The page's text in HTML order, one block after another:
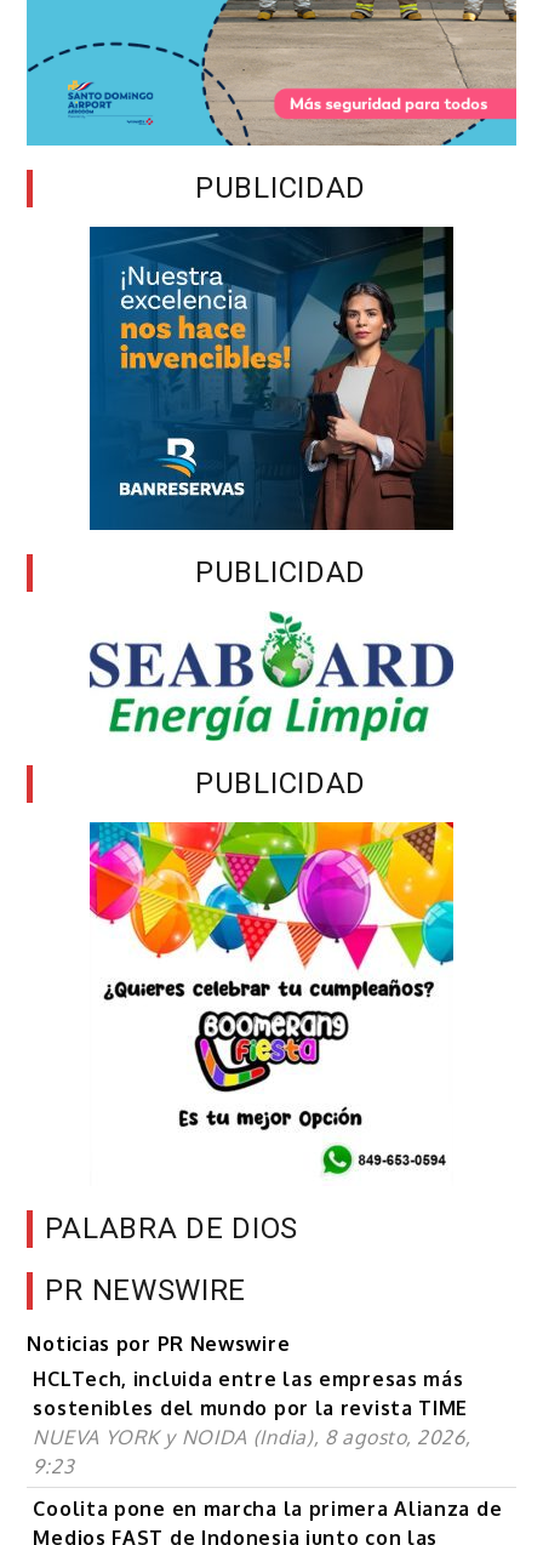
PUBLICIDAD
PUBLICIDAD
PUBLICIDAD
PALABRA DE DIOS
PR NEWSWIRE
Noticias por PR Newswire
HCLTech, incluida entre las empresas más
sostenibles del mundo por la revista TIME
NUEVA YORK y NOIDA (India), 8 agosto, 2026,
9:23
Coolita pone en marcha la primera Alianza de
Medios FAST de Indonesia junto con las